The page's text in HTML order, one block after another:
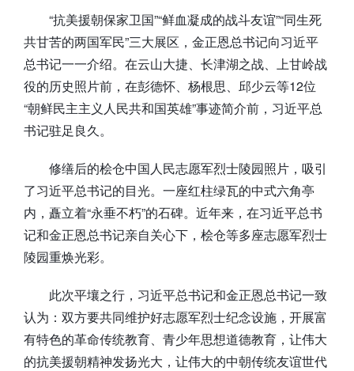
“抗美援朝保家卫国”“鲜血凝成的战斗友谊”“同生死
共甘苦的两国军民”三大展区，金正恩总书记向习近平
总书记一一介绍。在云山大捷、长津湖之战、上甘岭战
役的历史照片前，在彭德怀、杨根思、邱少云等12位
“朝鲜民主主义人民共和国英雄”事迹简介前，习近平总
书记驻足良久。
修缮后的桧仓中国人民志愿军烈士陵园照片，吸引
了习近平总书记的目光。一座红柱绿瓦的中式六角亭
内，矗立着“永垂不朽”的石碑。近年来，在习近平总书
记和金正恩总书记亲自关心下，桧仓等多座志愿军烈士
陵园重焕光彩。
此次平壤之行，习近平总书记和金正恩总书记一致
认为：双方要共同维护好志愿军烈士纪念设施，开展富
有特色的革命传统教育、青少年思想道德教育，让伟大
的抗美援朝精神发扬光大，让伟大的中朝传统友谊世代